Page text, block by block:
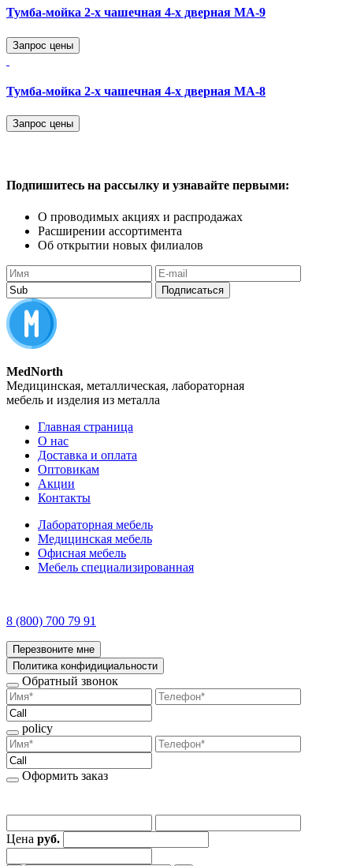
Тумба-мойка 2-х чашечная 4-х дверная МА-9
Запрос цены
Тумба-мойка 2-х чашечная 4-х дверная МА-8
Запрос цены
Подпишитесь на рассылку и узнавайте первыми:
О проводимых акциях и распродажах
Расширении ассортимента
Об открытии новых филиалов
Подписаться
MedNorth
Медицинская, металлическая, лабораторная
мебель и изделия из металла
Главная страница
О нас
Доставка и оплата
Оптовикам
Акции
Контакты
Лабораторная мебель
Медицинская мебель
Офисная мебель
Мебель специализированная
8 (800) 700 79 91
Перезвоните мне
Политика конфидициальности
Обратный звонок
policy
Оформить заказ
Цена руб.